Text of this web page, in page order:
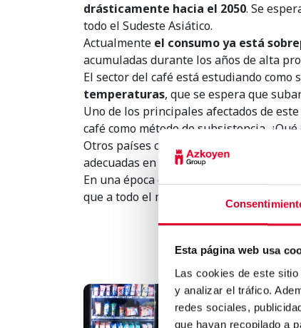
Esta página web usa
Las cookies de este
y analizar el tráfico.
redes sociales,
que hayan recopilado a
drásticamente hacia el 2050. Se
todo el Sudeste Asiático.
Actualmente el consumo ya está
acumuladas durante los años de alta
El sector del café está estudiando
temperaturas, que se espera que
Uno de los principales afectados de
café como método de subsistencia.
Otros países como
adecuadas en zonas donde las lluvias
En una época donde la producción y el
que a todo el mundo le de tiempo a
Vending: Optimiza tu
y aumenta tus